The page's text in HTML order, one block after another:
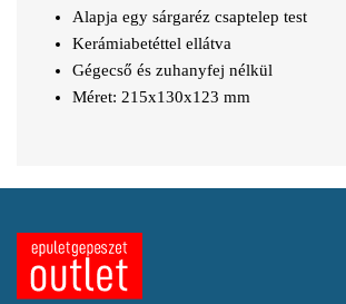
Alapja egy sárgaréz csaptelep test
Kerámiabetéttel ellátva
Gégecső és zuhanyfej nélkül
Méret: 215x130x123 mm